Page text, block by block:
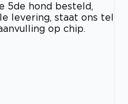
5de hond besteld,
levering, staat ons tel
op chip.